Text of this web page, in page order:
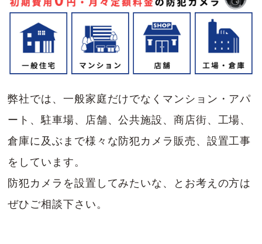
弊社では、一般家庭だけでなくマンション・アパ
ート、駐車場、店舗、公共施設、商店街、工場、
倉庫に及ぶまで様々な防犯カメラ販売、設置工事
をしています。
防犯カメラを設置してみたいな、とお考えの方は
ぜひご相談下さい。